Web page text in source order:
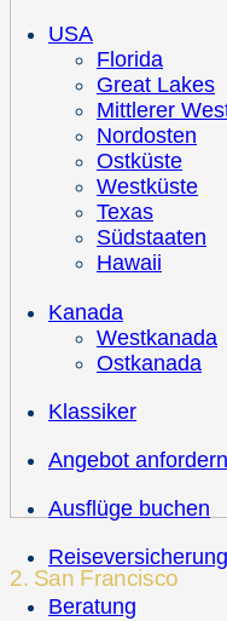
USA
Florida
Great Lakes
Mittlerer
Nordosten
Ostküste
Westküste
Texas
Südstaaten
Hawaii
Kanada
Westkanada
Ostkanada
Klassiker
Angebot anfordern
Ausflüge buchen
Beratung
2. San Francisco